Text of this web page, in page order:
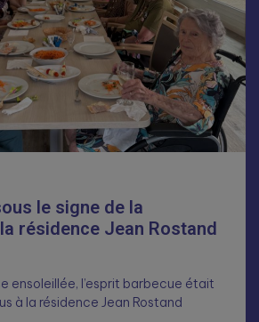
le signe de la
résidence Jean Rostand
ensoleillée, l’esprit barbecue était
à la résidence Jean Rostand